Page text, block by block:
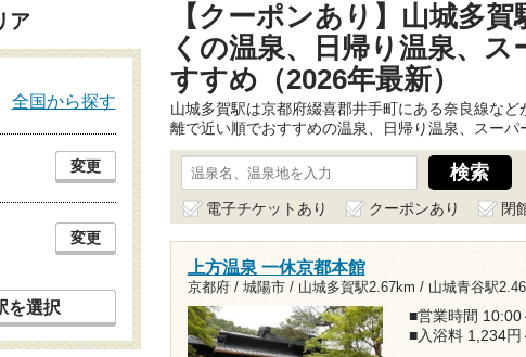
【クーポンあり】山城多賀
くの温泉、日帰り温泉、ス
すすめ（2026年最新）
山城多賀駅は京都府綴喜郡井手町にある奈良線な
離で近い順でおすすめの温泉、日帰り温泉、スーパ
電子チケットあり クーポンあり 閉
上方温泉 一休京都本館
京都府 / 城陽市 / 山城多賀駅2.67km / 山城青谷駅
■営業時間 10:00
■入浴料 1,234円
ア
全国から探す
変更
変更
を選択